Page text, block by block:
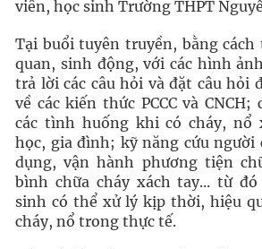
viên, học sinh Trường THPT
Tại buổi tuyên truyền, bằng
quan, sinh động, với các hình
trả lời các câu hỏi và đặt câu hỏi
về các kiến thức PCCC và
các tình huống khi có cháy, nổ
học, gia đình; kỹ năng cứu người
dụng, vận hành phương tiện
bình chữa cháy xách tay... từ
sinh có thể xử lý kịp thời, hiệu
cháy, nổ trong thực tế.